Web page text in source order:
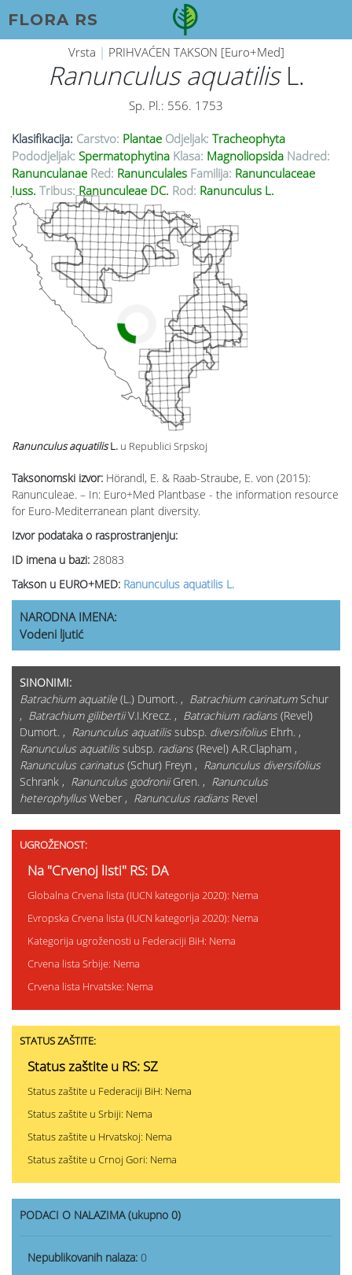
FLORA RS
Vrsta | PRIHVAĆEN TAKSON [Euro+Med]
Ranunculus aquatilisL.
Sp. Pl.: 556. 1753
Klasifikacija: Carstvo: Plantae Odjeljak: Tracheophyta
Pododjeljak: Spermatophytina Klasa: Magnoliopsida Nadred:
Ranunculanae Red: Ranunculales Familija: Ranunculaceae
Juss. Tribus: Ranunculeae DC. Rod: Ranunculus L.
Taksonomski izvor: Hörandl, E. & Raab-Straube, E. von (2015):
Ranunculeae. – In: Euro+Med Plantbase - the information resource
for Euro-Mediterranean plant diversity.
Izvor podataka o rasprostranjenju:
ID imena u bazi: 28083
Takson u EURO+MED: Ranunculus aquatilis L.
Ranunculus aquatilisL. u Republici Srpskoj
NARODNA IMENA:
Vodeni ljutić
SINONIMI:
Batrachium aquatile (L.) Dumort. , Batrachium carinatumSchur
, Batrachium gilibertiiV.I.Krecz. , Batrachium radians (Revel)
Dumort. , Ranunculus aquatilis subsp. diversifolius Ehrh. ,
Ranunculus aquatilis subsp. radians (Revel) A.R.Clapham ,
Ranunculus carinatus (Schur) Freyn , Ranunculus diversifolius
Schrank , Ranunculus godroniiGren. , Ranunculus
heterophyllus Weber , Ranunculus radians Revel
UGROŽENOST:
Na "Crvenoj listi" RS: DA
Globalna Crvena lista (IUCN kategorija 2020): Nema
Evropska Crvena lista (IUCN kategorija 2020): Nema
Kategorija ugroženosti u Federaciji BiH: Nema
Crvena lista Srbije: Nema
Crvena lista Hrvatske: Nema
STATUS ZAŠTITE:
Status zaštite u RS: SZ
Status zaštite u Federaciji BiH: Nema
Status zaštite u Srbiji: Nema
Status zaštite u Hrvatskoj: Nema
Status zaštite u Crnoj Gori: Nema
PODACI O NALAZIMA (ukupno 0)
Nepublikovanih nalaza: 0